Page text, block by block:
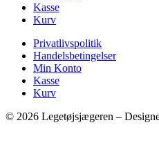
Kasse
Kurv
Privatlivspolitik
Handelsbetingelser
Min Konto
Kasse
Kurv
© 2026 Legetøjsjægeren –